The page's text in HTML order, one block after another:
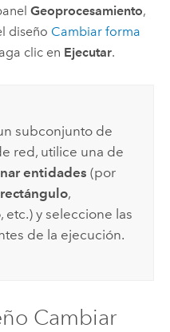
Geoprocesamiento,
diseño Cambiar forma
clic en Ejecutar.
subconjunto de
red, utilice una de
entidades (por
,
, etc.) y seleccione las
de la ejecución.
Cambiar